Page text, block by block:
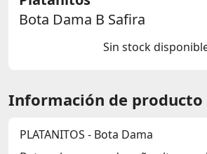
Bota Dama B Safira
Sin stock
Información de producto
PLATANITOS - Bota Dama